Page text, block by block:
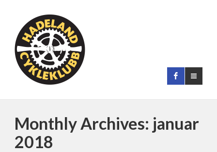
Monthly Archives: januar
2018